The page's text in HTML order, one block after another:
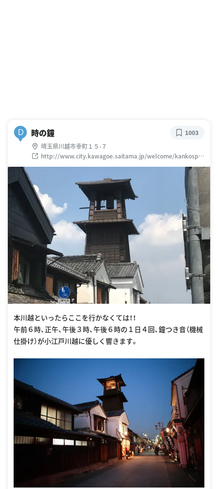
D 時の鐘
埼玉県川越市幸町１５-７
http://www.city.kawagoe.saitama.jp/welcome/kankospot
/kurazukurizone/tokinokane.html
1003
本川越といったらここを行かなくては！！
午前６時、正午、午後３時、午後６時の１日４回、鐘つき音（機械
仕掛け）が小江戸川越に優しく響きます。